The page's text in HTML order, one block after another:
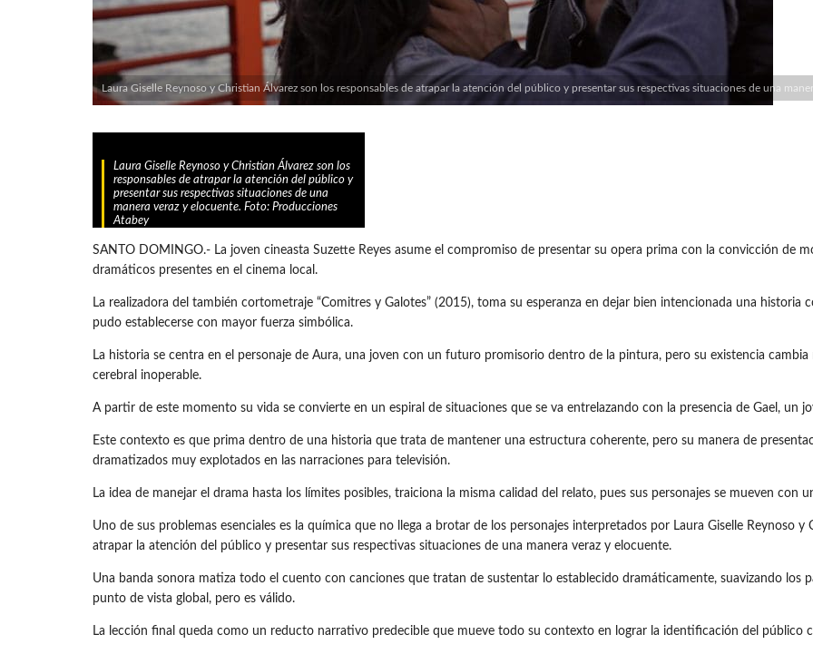
Laura Giselle Reynoso y Christian Álvarez son los responsables de atrapar la atención del público y presentar sus respectivas situaciones de una
Laura Giselle Reynoso y Christian Álvarez son los
responsables de atrapar la atención del público y
presentar sus respectivas situaciones de una
manera veraz y elocuente. Foto: Producciones
Atabey
SANTO DOMINGO.- La joven cineasta Suzette Reyes asume el compromiso de presentar su opera prima con la convicción de
dramáticos presentes en el cinema local.
La realizadora del también cortometraje “Comitres y Galotes” (2015), toma su esperanza en dejar bien intencionada una
pudo establecerse con mayor fuerza simbólica.
La historia se centra en el personaje de Aura, una joven con un futuro promisorio dentro de la pintura, pero su existencia
cerebral inoperable.
A partir de este momento su vida se convierte en un espiral de situaciones que se va entrelazando con la presencia de Gael, un
Este contexto es que prima dentro de una historia que trata de mantener una estructura coherente, pero su manera de
dramatizados muy explotados en las narraciones para televisión.
La idea de manejar el drama hasta los límites posibles, traiciona la misma calidad del relato, pues sus personajes se mueven con
Uno de sus problemas esenciales es la química que no llega a brotar de los personajes interpretados por Laura Giselle Reynoso y
atrapar la atención del público y presentar sus respectivas situaciones de una manera veraz y elocuente.
Una banda sonora matiza todo el cuento con canciones que tratan de sustentar lo establecido dramáticamente, suavizando los
punto de vista global, pero es válido.
La lección final queda como un reducto narrativo predecible que mueve todo su contexto en lograr la identificación del público